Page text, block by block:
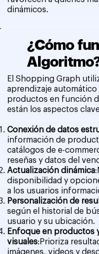
¿Cómo
El Shopping Graph
aprendizaje
productos en función
están los aspectos
Conexión de datos
información de
catálogos de e-
reseñas y datos del
Actualización dinámica
disponibilidad y
a los usuarios
Personalización de
según el historial de
usuario y su ubicación.
Enfoque en productos
visuales:Prioriza
imágenes, videos y
dinámicos.